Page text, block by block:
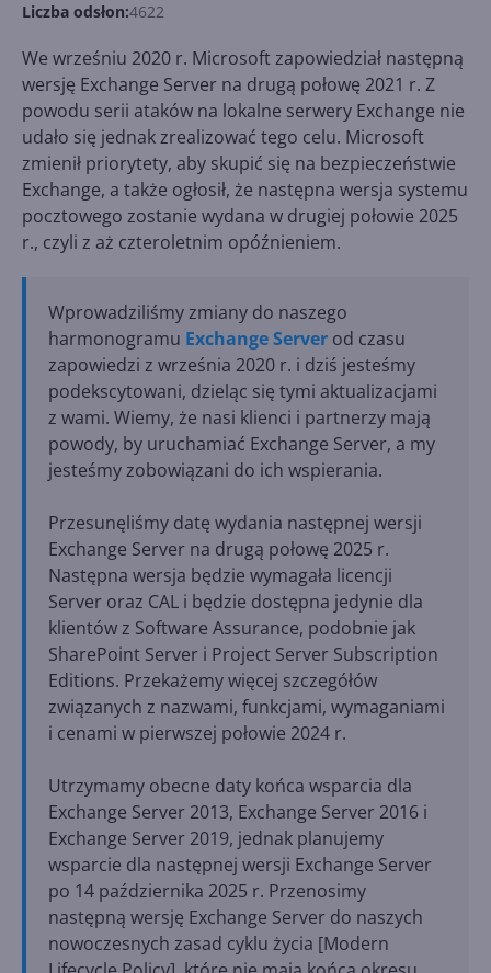
Liczba odsłon:4622
We wrześniu 2020 r. Microsoft zapowiedział następną
wersję Exchange Server na drugą połowę 2021 r. Z
powodu serii ataków na lokalne serwery Exchange nie
udało się jednak zrealizować tego celu. Microsoft
zmienił priorytety, aby skupić się na bezpieczeństwie
Exchange, a także ogłosił, że ​​następna wersja systemu
pocztowego zostanie wydana w drugiej połowie 2025
r., czyli z aż czteroletnim opóźnieniem.
Wprowadziliśmy zmiany do naszego
harmonogramu Exchange Server od czasu
zapowiedzi z września 2020 r. i dziś jesteśmy
podekscytowani, dzieląc się tymi aktualizacjami
z wami. Wiemy, że nasi klienci i partnerzy mają
powody, by uruchamiać Exchange Server, a my
jesteśmy zobowiązani do ich wspierania.
Przesunęliśmy datę wydania następnej wersji
Exchange Server na drugą połowę 2025 r.
Następna wersja będzie wymagała licencji
Server oraz CAL i będzie dostępna jedynie dla
klientów z Software Assurance, podobnie jak
SharePoint Server i Project Server Subscription
Editions. Przekażemy więcej szczegółów
związanych z nazwami, funkcjami, wymaganiami
i cenami w pierwszej połowie 2024 r.
Utrzymamy obecne daty końca wsparcia dla
Exchange Server 2013, Exchange Server 2016 i
Exchange Server 2019, jednak planujemy
wsparcie dla następnej wersji Exchange Server
po 14 października 2025 r. Przenosimy
następną wersję Exchange Server do naszych
nowoczesnych zasad cyklu życia [Modern